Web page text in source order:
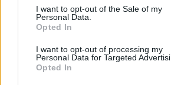
consent section.
I want to opt-out of the Sale of my
Personal Data.
Opted In
I want to opt-out of processing my
Personal Data for Targeted
Opted In
Általában napi 1-2 darab számít
Érdemes inkább érett banánt
tápanyagok jobban hasznosulnak.